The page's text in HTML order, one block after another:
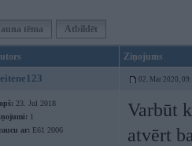
tēma Atbildēt
Ziņojums
02. Mar 2020,
23. Jul 2018
1
ar: E61 2006
Varbūt
atvērt